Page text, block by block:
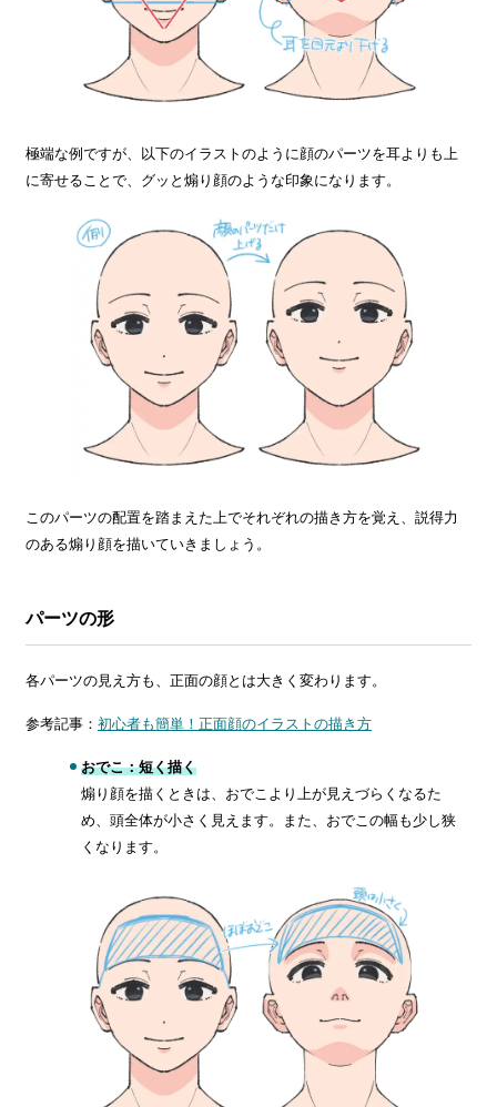
極端な例ですが、以下のイラストのように顔のパーツを耳よりも上
に寄せることで、グッと煽り顔のような印象になります。
このパーツの配置を踏まえた上でそれぞれの描き方を覚え、説得力
のある煽り顔を描いていきましょう。
パーツの形
各パーツの見え方も、正面の顔とは大きく変わります。
参考記事： 初心者も簡単！正面顔のイラストの描き方
おでこ：短く描く
煽り顔を描くときは、おでこより上が見えづらくなるた
め、頭全体が小さく見えます。また、おでこの幅も少し狭
くなります。